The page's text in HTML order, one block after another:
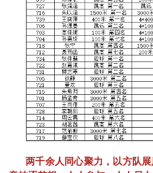
两千余人同心聚力，以方队